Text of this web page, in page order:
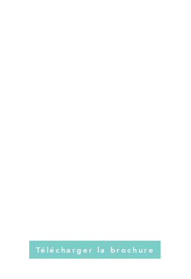
Télécharger la brochure